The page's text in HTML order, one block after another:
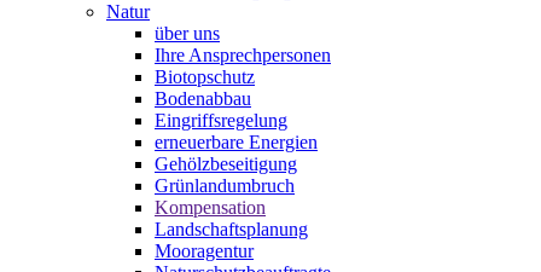
Natur
über uns
Ihre Ansprechpersonen
Biotopschutz
Bodenabbau
Eingriffsregelung
erneuerbare Energien
Gehölzbeseitigung
Grünlandumbruch
Kompensation
Landschaftsplanung
Mooragentur